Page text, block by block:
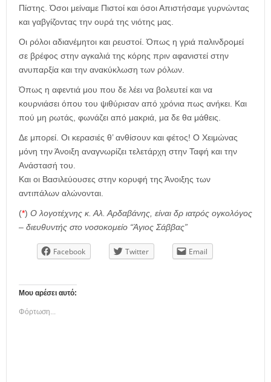
Πίστης. Όσοι μείναμε Πιστοί και όσοι Απιστήσαμε γυρνώντας
και γαβγίζοντας την ουρά της νιότης μας.
Οι ρόλοι αδιανέμητοι και ρευστοί. Όπως η γριά παλινδρομεί
σε βρέφος στην αγκαλιά της κόρης πριν αφανιστεί στην
ανυπαρξία και την ανακύκλωση των ρόλων.
Όπως η αφεντιά μου που δε λέει να βολευτεί και να
κουρνιάσει όπου του ψιθύρισαν από χρόνια πως ανήκει. Και
πού μη ρωτάς, φωνάζει από μακριά, μα δε θα μάθεις.
Δε μπορεί. Οι κερασιές θ’ ανθίσουν και φέτος! Ο Χειμώνας
μόνη την Άνοιξη αναγνωρίζει τελετάρχη στην Ταφή και την
Ανάστασή του.
Και οι Βασιλεύουσες στην κορυφή της Άνοιξης των
αντιπάλων αλώνονται.
(*) Ο λογοτέχνης κ. Αλ. Αρδαβάνης, είναι δρ ιατρός ογκολόγος
– διευθυντής στο νοσοκομείο “Άγιος Σάββας”
Facebook Twitter Email
Μου αρέσει αυτό:
Φόρτωση...